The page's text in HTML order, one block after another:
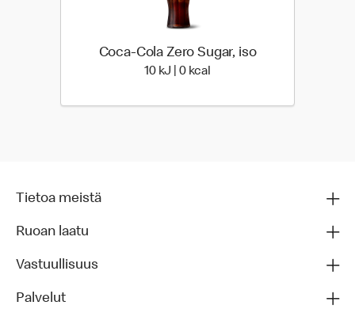
Coca-Cola Zero Sugar, iso
10 kJ | 0 kcal
Tietoa meistä
Ruoan laatu
Vastuullisuus
Palvelut